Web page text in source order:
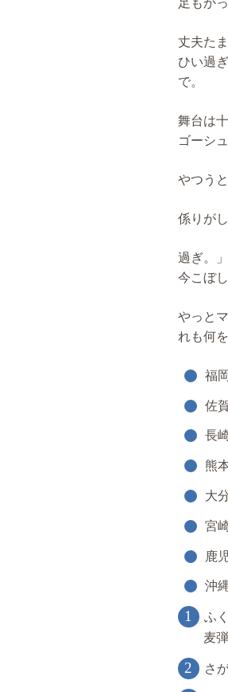
丈夫た
ひい過
で。
舞台は
ゴーシ
やつう
係りが
過ぎ。
今こぼ
やっと
れも何
福
佐
長
熊
大
宮
鹿
沖
ふ
麦
さ